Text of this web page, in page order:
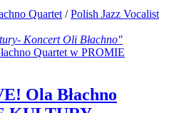
Quartet /Polish Jazz Vocalist
Koncert Oli Błachno"
Ola Błachno